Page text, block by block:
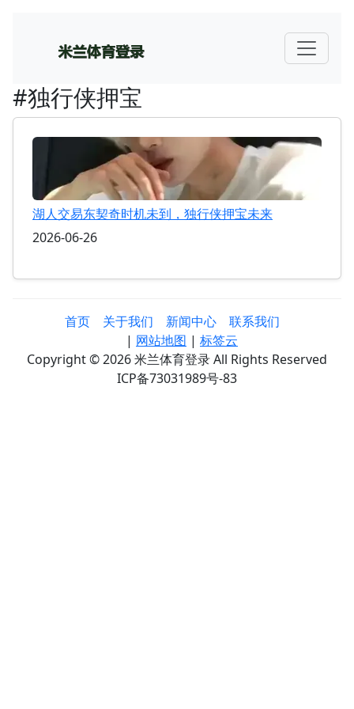
#独行侠押宝
湖人交易东契奇时机未到，独行侠押宝未来
2026-06-26
首页 关于我们 新闻中心
联系我们
| 网站地图 | 标签云
Copyright © 2026 米兰体育登录 All Rights Reserved
ICP备73031989号-83